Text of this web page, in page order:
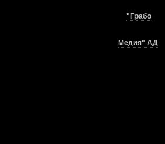
"Грабо
Медия" АД.